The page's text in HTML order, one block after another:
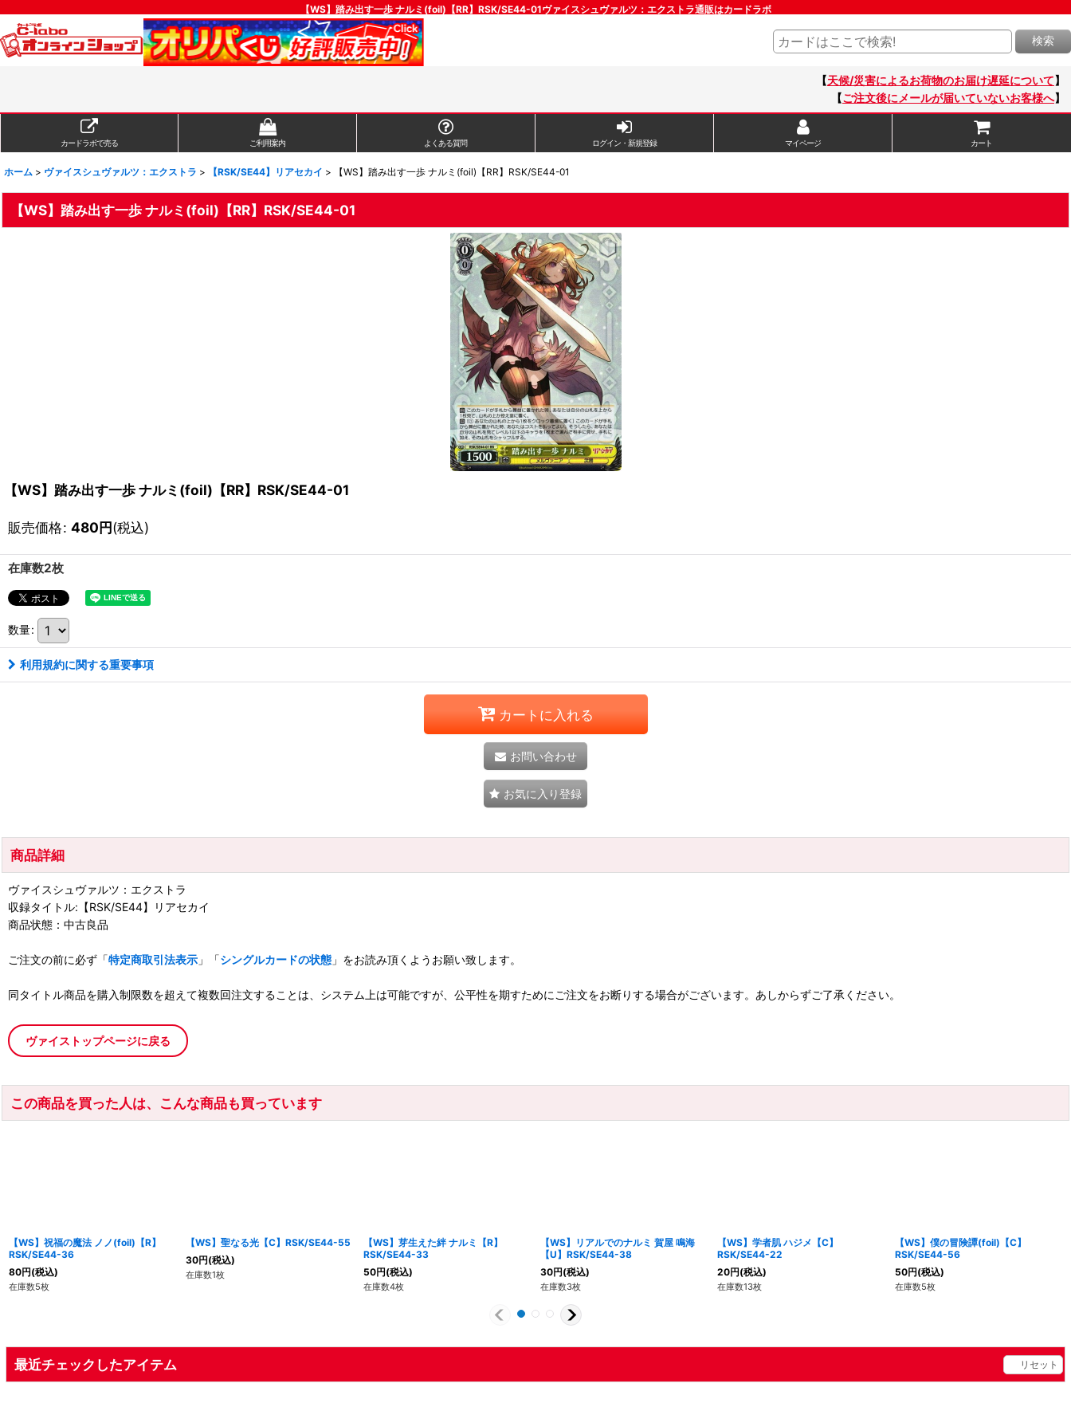
【WS】踏み出す一歩 ナルミ(foil)【RR】RSK/SE44-01ヴァイスシュヴァルツ：エクストラ通販はカードラボ
検索
【天候/災害によるお荷物のお届け遅延について】
【ご注文後にメールが届いていないお客様へ】
カードラボで売る ご利用案内 よくある質問 ログイン・新規登録 マイページ カート
ホーム > ヴァイスシュヴァルツ：エクストラ > 【RSK/SE44】リアセカイ > 【WS】踏み出す一歩 ナルミ(foil)【RR】RSK/SE44-01
【WS】踏み出す一歩 ナルミ(foil)【RR】RSK/SE44-01
【WS】踏み出す一歩 ナルミ(foil)【RR】RSK/SE44-01
販売価格: 480円(税込)
在庫数2枚
数量:
利用規約に関する重要事項
カートに入れる
お問い合わせ
お気に入り登録
商品詳細
ヴァイスシュヴァルツ：エクストラ
収録タイトル:【RSK/SE44】リアセカイ
商品状態：中古良品
ご注文の前に必ず「特定商取引法表示 」「シングルカードの状態 」をお読み頂くようお願い致します。
同タイトル商品を購入制限数を超えて複数回注文することは、システム上は可能ですが、公平性を期すためにご注文をお断りする場合がございます。あしからずご了承ください。
ヴァイストップページに戻る
この商品を買った人は、こんな商品も買っています
【WS】祝福の魔法 ノノ(foil)【R】
RSK/SE44-36
80円(税込)
在庫数5枚
【WS】聖なる光【C】RSK/SE44-55
30円(税込)
在庫数1枚
【WS】芽生えた絆 ナルミ【R】
RSK/SE44-33
50円(税込)
在庫数4枚
【WS】リアルでのナルミ 賀屋 鳴海
【U】RSK/SE44-38
30円(税込)
在庫数3枚
【WS】学者肌 ハジメ【C】
RSK/SE44-22
20円(税込)
在庫数13枚
【WS】僕の冒険譚(foil)【C】
RSK/SE44-56
50円(税込)
在庫数5枚
最近チェックしたアイテム リセット